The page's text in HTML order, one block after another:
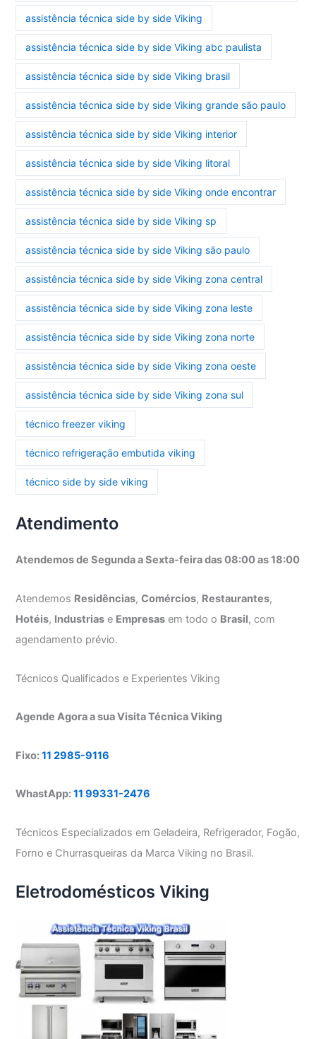
assistência técnica side by side Viking
assistência técnica side by side Viking abc paulista
assistência técnica side by side Viking brasil
assistência técnica side by side Viking grande são paulo
assistência técnica side by side Viking interior
assistência técnica side by side Viking litoral
assistência técnica side by side Viking onde encontrar
assistência técnica side by side Viking sp
assistência técnica side by side Viking são paulo
assistência técnica side by side Viking zona central
assistência técnica side by side Viking zona leste
assistência técnica side by side Viking zona norte
assistência técnica side by side Viking zona oeste
assistência técnica side by side Viking zona sul
técnico freezer viking
técnico refrigeração embutida viking
técnico side by side viking
Atendimento
Atendemos de Segunda a Sexta-feira das 08:00 as 18:00
Atendemos Residências,Comércios, Restaurantes,
Hotéis, Industrias e Empresas em todo o Brasil, com
agendamento prévio.
Técnicos Qualificados e Experientes Viking
Agende Agora a sua Visita Técnica Viking
Fixo:11 2985-9116
WhastApp:11 99331-2476
Técnicos Especializados em Geladeira, Refrigerador, Fogão,
Forno e Churrasqueiras da Marca Viking no Brasil.
Eletrodomésticos Viking